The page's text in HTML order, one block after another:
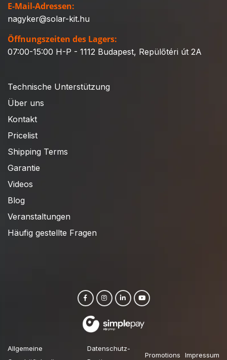
E-Mail-Adressen:
nagyker@solar-kit.hu
Öffnungszeiten des Lagers:
07:00-15:00 H-P - 1112 Budapest, Repülőtéri út 2A
Technische Unterstützung
Über uns
Kontakt
Pricelist
Shipping Terms
Garantie
Videos
Blog
Veranstaltungen
Häufig gestellte Fragen
Allgemeine
Datenschutz-
Promotions Impressum